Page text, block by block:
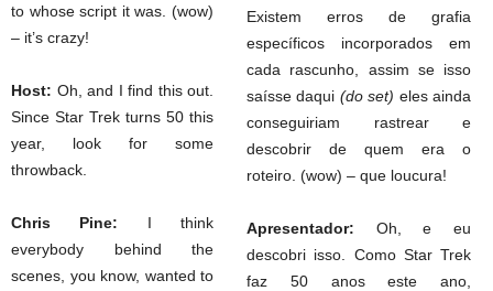
to whose script it was. (wow)
– it’s crazy!
Host: Oh, and I find this out.
Since Star Trek turns 50 this
year, look for some
throwback.
Chris Pine: I think
everybody behind the
scenes, you know, wanted to
Existem erros de grafia
específicos incorporados em
cada rascunho, assim se isso
saísse daqui (do set) eles ainda
conseguiriam rastrear e
descobrir de quem era o
roteiro. (wow) – que loucura!
Apresentador: Oh, e eu
descobri isso. Como Star Trek
faz 50 anos este ano,